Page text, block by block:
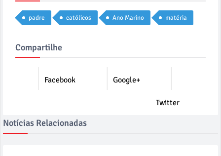
padre católicos Ano Marino matéria
Compartilhe
Facebook Google+
Twitter
Notícias Relacionadas